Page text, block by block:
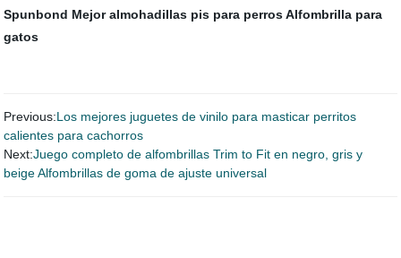
Spunbond Mejor almohadillas pis para perros Alfombrilla para
gatos
Previous:Los mejores juguetes de vinilo para masticar perritos
calientes para cachorros
Next:Juego completo de alfombrillas Trim to Fit en negro, gris y
beige Alfombrillas de goma de ajuste universal